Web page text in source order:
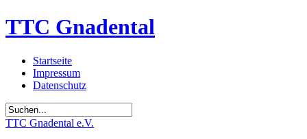
TTC Gnadental
Startseite
Impressum
Datenschutz
TTC Gnadental e.V.